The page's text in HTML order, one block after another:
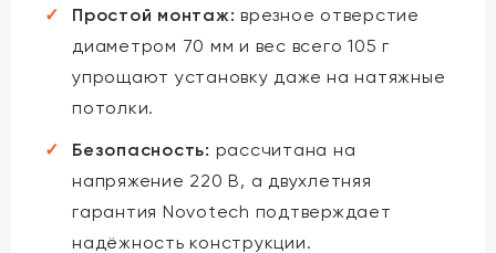
Простой монтаж: врезное отверстие
диаметром 70 мм и вес всего 105 г
упрощают установку даже на натяжные
потолки.
Безопасность: рассчитана на
напряжение 220 В, а двухлетняя
гарантия Novotech подтверждает
надёжность конструкции.